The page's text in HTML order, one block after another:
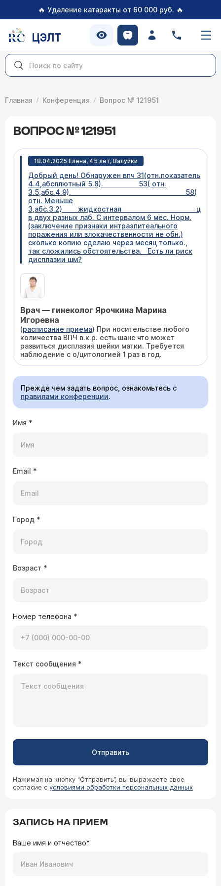
🔥 Удаление катаракты от 60 000 руб. 🔥
ЦЭЛТ
Главная Конференция Вопрос № 121951
ВОПРОС № 121951
18.04.2025 Елена, 45 лет, Валуйки
Добрый день! Обнаружен впч 31(отн.показатель
4.4,абсллютный 5.8). 53( отн.
3.5,абс.4.9). 58(
отн. Меньше
3,абс.3.2) жидкостная
в двух разных лаб. С интервалом 6 мес. Норм.
(заключение признаки интраэпитеального
поражения или злокачественности не обн.)
сколько копию сделаю через месяц только.,
так сложились обстоятельства. Есть ли риск
дисплазии шм?
Врач — гинеколог Ярочкина Марина
Игоревна
(расписание приема) При носительстве любого
количества ВПЧ в.к.р. есть шанс что может
развиться дисплазия шейки матки. Требуется
наблюдение с о/цитологией 1 раз в год.
Прежде чем задать вопрос, ознакомьтесь с
правилами конференции.
Имя *
Email *
Город *
Возраст *
Номер телефона *
Текст сообщения *
Отправить
Нажимая на кнопку “Отправить”, вы выражаете свое
согласие с условиями обработки персональных данных
ЗАПИСЬ НА ПРИЕМ
Ваше имя и отчество*